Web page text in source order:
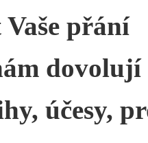
přání
účesy,